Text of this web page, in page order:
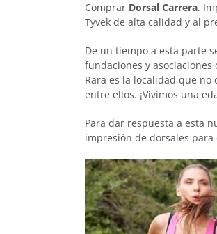
Comprar Dorsal Carrera.
Tyvek de alta calidad y al
De un tiempo a esta parte
fundaciones y asociaciones
Rara es la localidad que
entre ellos. ¡Vivimos una
Para dar respuesta a esta
impresión de dorsales para